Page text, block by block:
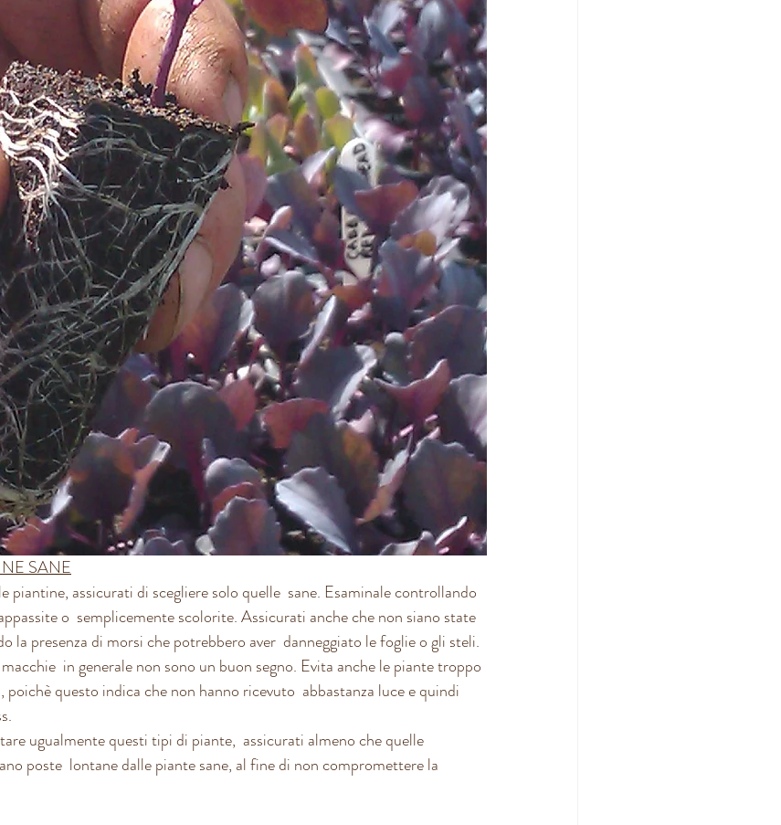
SANE
piantine, assicurati di scegliere solo quelle  sane. Esaminale controllando
o  semplicemente scolorite. Assicurati anche che non siano state
la presenza di morsi che potrebbero aver  danneggiato le foglie o gli steli.
in generale non sono un buon segno. Evita anche le piante troppo
questo indica che non hanno ricevuto  abbastanza luce e quindi
ugualmente questi tipi di piante,  assicurati almeno che quelle
poste  lontane dalle piante sane, al fine di non compromettere la